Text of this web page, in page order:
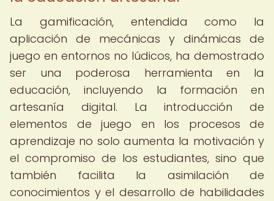
La gamificación, entendida como la
aplicación de mecánicas y dinámicas de
juego en entornos no lúdicos, ha demostrado
ser una poderosa herramienta en la
educación, incluyendo la formación en
artesanía digital. La introducción de
elementos de juego en los procesos de
aprendizaje no solo aumenta la motivación y
el compromiso de los estudiantes, sino que
también facilita la asimilación de
conocimientos y el desarrollo de habilidades